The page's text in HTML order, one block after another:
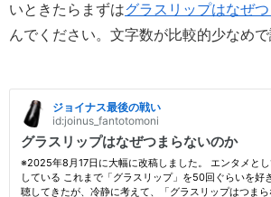
いときたらまずはグラスリップはなぜ
んでください。文字数が比較的少なめで